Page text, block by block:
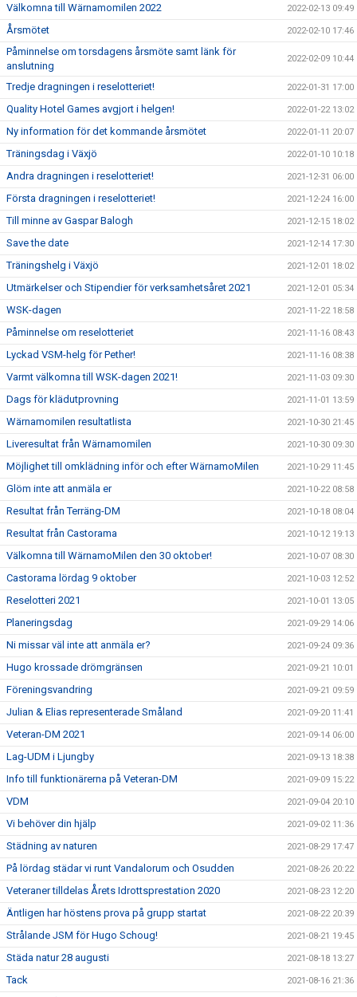
Välkomna till Wärnamomilen 2022 2022-02-13 09:49
Årsmötet 2022-02-10 17:46
Påminnelse om torsdagens årsmöte samt länk för
anslutning
2022-02-09 10:44
Tredje dragningen i reselotteriet! 2022-01-31 17:00
Quality Hotel Games avgjort i helgen! 2022-01-22 13:02
Ny information för det kommande årsmötet 2022-01-11 20:07
Träningsdag i Växjö 2022-01-10 10:18
Andra dragningen i reselotteriet! 2021-12-31 06:00
Första dragningen i reselotteriet! 2021-12-24 16:00
Till minne av Gaspar Balogh 2021-12-15 18:02
Save the date 2021-12-14 17:30
Träningshelg i Växjö 2021-12-01 18:02
Utmärkelser och Stipendier för verksamhetsåret 2021 2021-12-01 05:34
WSK-dagen 2021-11-22 18:58
Påminnelse om reselotteriet 2021-11-16 08:43
Lyckad VSM-helg för Pether! 2021-11-16 08:38
Varmt välkomna till WSK-dagen 2021! 2021-11-03 09:30
Dags för klädutprovning 2021-11-01 13:59
Wärnamomilen resultatlista 2021-10-30 21:45
Liveresultat från Wärnamomilen 2021-10-30 09:30
Möjlighet till omklädning inför och efter WärnamoMilen 2021-10-29 11:45
Glöm inte att anmäla er 2021-10-22 08:58
Resultat från Terräng-DM 2021-10-18 08:04
Resultat från Castorama 2021-10-12 19:13
Välkomna till WärnamoMilen den 30 oktober! 2021-10-07 08:30
Castorama lördag 9 oktober 2021-10-03 12:52
Reselotteri 2021 2021-10-01 13:05
Planeringsdag 2021-09-29 14:06
Ni missar väl inte att anmäla er? 2021-09-24 09:36
Hugo krossade drömgränsen 2021-09-21 10:01
Föreningsvandring 2021-09-21 09:59
Julian & Elias representerade Småland 2021-09-20 11:41
Veteran-DM 2021 2021-09-14 06:00
Lag-UDM i Ljungby 2021-09-13 18:38
Info till funktionärerna på Veteran-DM 2021-09-09 15:22
VDM 2021-09-04 20:10
Vi behöver din hjälp 2021-09-02 11:36
Städning av naturen 2021-08-29 17:47
På lördag städar vi runt Vandalorum och Osudden 2021-08-26 20:22
Veteraner tilldelas Årets Idrottsprestation 2020 2021-08-23 12:20
Äntligen har höstens prova på grupp startat 2021-08-22 20:39
Strålande JSM för Hugo Schoug! 2021-08-21 19:45
Städa natur 28 augusti 2021-08-18 13:27
Tack 2021-08-16 21:36